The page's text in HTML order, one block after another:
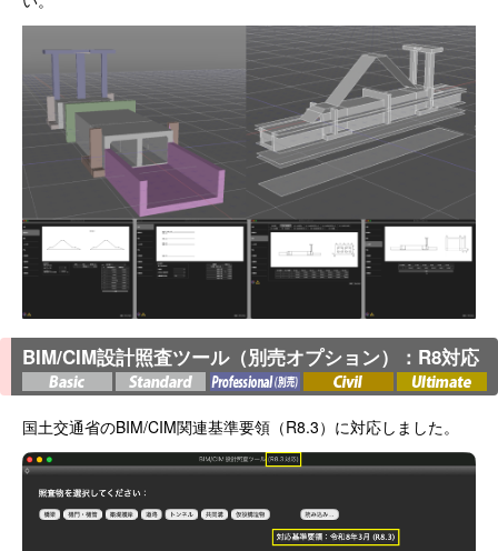
BIM/CIM設計照査ツール（別売オプション）：R8対応
国土交通省のBIM/CIM関連基準要領（R8.3）に対応しました。